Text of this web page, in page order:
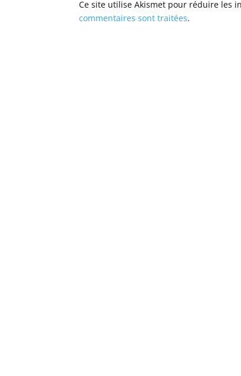
Ce site utilise Akismet pour réduire les
commentaires sont traitées.